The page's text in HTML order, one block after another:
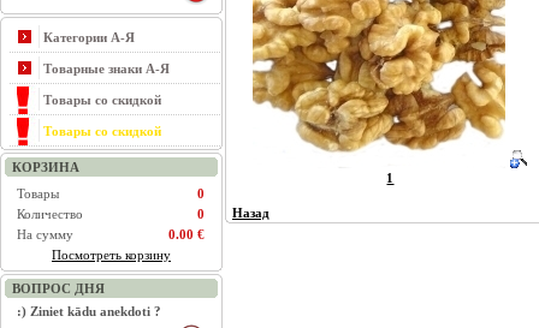
Категории А-Я
Товарные знаки А-Я
Товары со скидкой
Товары со скидкой
КОРЗИНА
Товары
0
Количество
0
На сумму
0.00 €
Посмотреть корзину
ВОПРОС ДНЯ
:) Ziniet kādu anekdoti ?
1
Назад